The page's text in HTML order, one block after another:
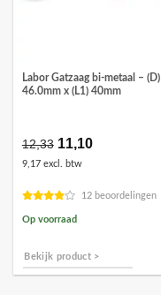
Labor Gatzaag bi-metaal – (D)
46.0mm x (L1) 40mm
12,33 Oorspronkelijke
prijs
was:
11,10Huidige
9,17 excl. btw
12 beoordelingen
Op voorraad
Bekijk product >